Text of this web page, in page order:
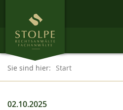
Sie sind hier:
Start
02.10.2025